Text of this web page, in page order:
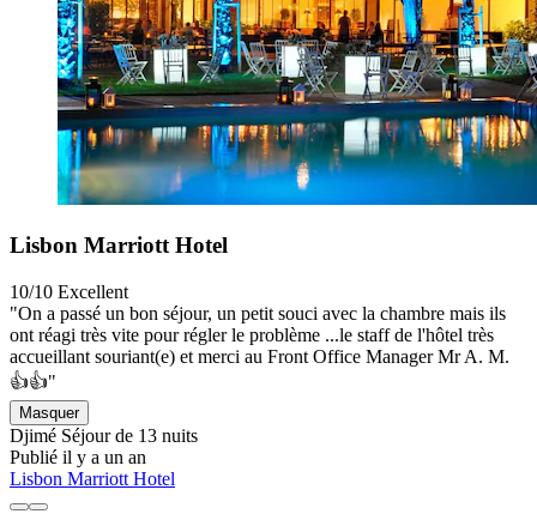
Lisbon Marriott Hotel
10/10 Excellent
"On a passé un bon séjour, un petit souci avec la chambre mais ils
ont réagi très vite pour régler le problème ...le staff de l'hôtel très
accueillant souriant(e) et merci au Front Office Manager Mr A. M.
👍👍"
Masquer
Djimé Séjour de 13 nuits
Publié il y a un an
Lisbon Marriott Hotel